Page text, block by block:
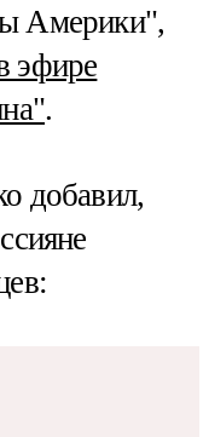
Америки",
эфире
.
добавил,